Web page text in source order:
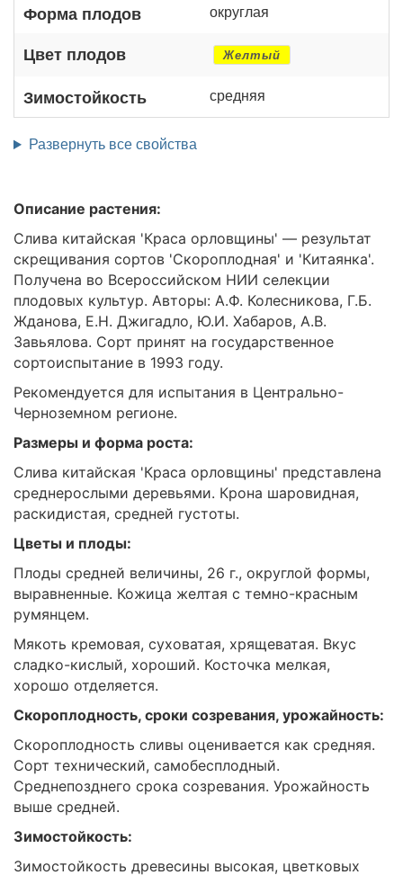
Форма плодов округлая
Цвет плодов Желтый
Зимостойкость средняя
Развернуть все свойства
Описание растения:
Слива китайская 'Краса орловщины' — результат
скрещивания сортов 'Скороплодная' и 'Китаянка'.
Получена во Всероссийском НИИ селекции
плодовых культур. Авторы: А.Ф. Колесникова, Г.Б.
Жданова, Е.Н. Джигадло, Ю.И. Хабаров, А.В.
Завьялова. Сорт принят на государственное
сортоиспытание в 1993 году.
Рекомендуется для испытания в Центрально-
Черноземном регионе.
Размеры и форма роста:
Слива китайская 'Краса орловщины' представлена
среднерослыми деревьями. Крона шаровидная,
раскидистая, средней густоты.
Цветы и плоды:
Плоды средней величины, 26 г., округлой формы,
выравненные. Кожица желтая с темно-красным
румянцем.
Мякоть кремовая, суховатая, хрящеватая. Вкус
сладко-кислый, хороший. Косточка мелкая,
хорошо отделяется.
Скороплодность, сроки созревания, урожайность:
Скороплодность сливы оценивается как средняя.
Сорт технический, самобесплодный.
Среднепозднего срока созревания. Урожайность
выше средней.
Зимостойкость:
Зимостойкость древесины высокая, цветковых